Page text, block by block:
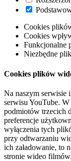
Cookies
Cookies
Funkcjonalne
Niezbędne
Cookies plików
Na naszym serwisie
serwisu YouTube.
podmiotów trzecich
preferencje
wyłączenia tych
przy odtwarzaniu
ich załadowanie, to
stronie wideo filmów.